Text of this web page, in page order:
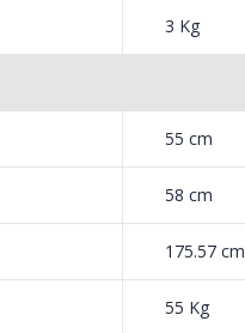
3 Kg
55 cm
58 cm
175.57 cm
55 Kg